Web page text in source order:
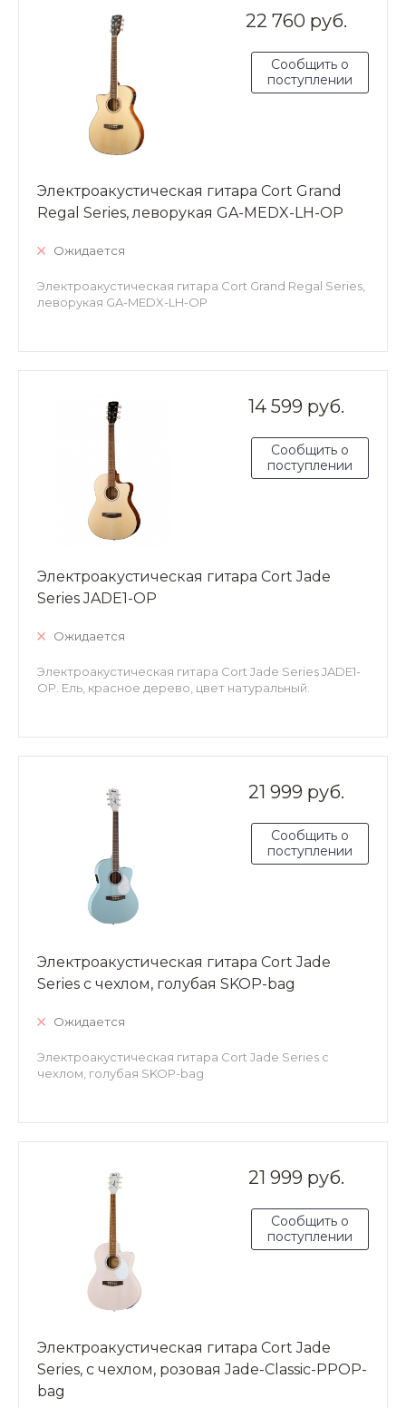
22 760 руб.
Сообщить о
поступлении
Электроакустическая гитара Cort Grand
Regal Series, леворукая GA-MEDX-LH-OP
Ожидается
Электроакустическая гитара Cort Grand Regal Series,
леворукая GA-MEDX-LH-OP
14 599 руб.
Сообщить о
поступлении
Электроакустическая гитара Cort Jade
Series JADE1-OP
Ожидается
Электроакустическая гитара Cort Jade Series JADE1-
OP. Ель, красное дерево, цвет натуральный.
21 999 руб.
Сообщить о
поступлении
Электроакустическая гитара Cort Jade
Series с чехлом, голубая SKOP-bag
Ожидается
Электроакустическая гитара Cort Jade Series с
чехлом, голубая SKOP-bag
21 999 руб.
Сообщить о
поступлении
Электроакустическая гитара Cort Jade
Series, с чехлом, розовая Jade-Classic-PPOP-
bag